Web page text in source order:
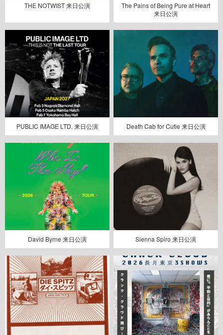
THE NOTWIST 来日公演
The Pains of Being Pure at Heart
来日公演
PUBLIC IMAGE LTD. 来日公演 Death Cab for Cutie 来日公演
David Byrne 来日公演 Sienna Spiro 来日公演